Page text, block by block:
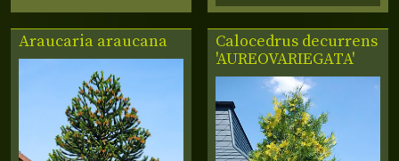
Araucaria araucana
Calocedrus decurrens
'AUREOVARIEGATA'